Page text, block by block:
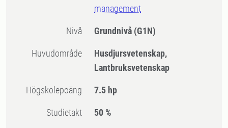
management
Nivå Grundnivå (G1N)
Huvudområde
Husdjursvetenskap,
Lantbruksvetenskap
högskolepoäng 7.5 hp
Studietakt 50 %